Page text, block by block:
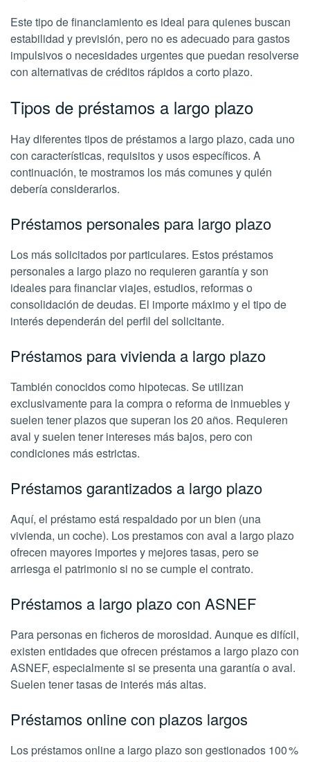
Este tipo de financiamiento es ideal para quienes buscan
estabilidad y previsión, pero no es adecuado para gastos
impulsivos o necesidades urgentes que puedan resolverse
con alternativas de créditos rápidos a corto plazo.
Tipos de préstamos a largo plazo
Hay diferentes tipos de préstamos a largo plazo, cada uno
con características, requisitos y usos específicos. A
continuación, te mostramos los más comunes y quién
debería considerarlos.
Préstamos personales para largo plazo
Los más solicitados por particulares. Estos préstamos
personales a largo plazo no requieren garantía y son
ideales para financiar viajes, estudios, reformas o
consolidación de deudas. El importe máximo y el tipo de
interés dependerán del perfil del solicitante.
Préstamos para vivienda a largo plazo
También conocidos como hipotecas. Se utilizan
exclusivamente para la compra o reforma de inmuebles y
suelen tener plazos que superan los 20 años. Requieren
aval y suelen tener intereses más bajos, pero con
condiciones más estrictas.
Préstamos garantizados a largo plazo
Aquí, el préstamo está respaldado por un bien (una
vivienda, un coche). Los prestamos con aval a largo plazo
ofrecen mayores importes y mejores tasas, pero se
arriesga el patrimonio si no se cumple el contrato.
Préstamos a largo plazo con ASNEF
Para personas en ficheros de morosidad. Aunque es difícil,
existen entidades que ofrecen préstamos a largo plazo con
ASNEF, especialmente si se presenta una garantía o aval.
Suelen tener tasas de interés más altas.
Préstamos online con plazos largos
Los préstamos online a largo plazo son gestionados 100 %